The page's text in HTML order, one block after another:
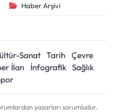
Haber Arşivi
Sanat Tarih
Çevre
İlan İnfografik Sağlık
yazarları sorumludur.